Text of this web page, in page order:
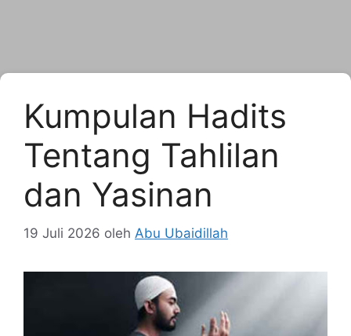
Kumpulan Hadits
Tentang Tahlilan
dan Yasinan
19 Juli 2026 oleh Abu Ubaidillah